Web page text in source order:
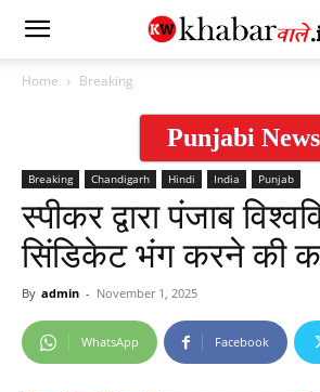
Home Breaking
Punjabi News
Breaking Chandigarh Hindi India Punjab
स्पीकर द्वारा पंजाब
सिंडिकेट भंग करने की
By admin - November 1, 2025
WhatsApp Facebook